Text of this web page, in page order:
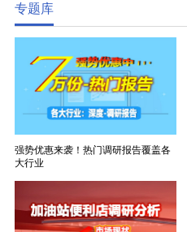
专题库
强势优惠来袭！热门调研报告覆盖各
大行业